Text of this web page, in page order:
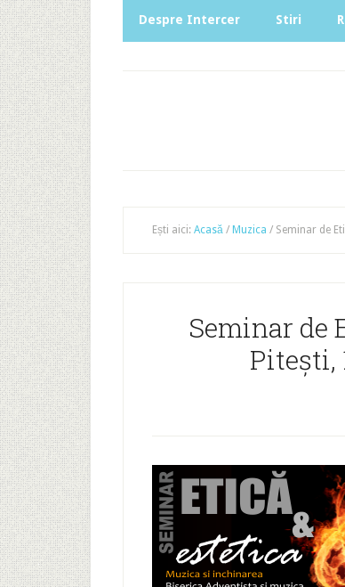
Despre Intercer Stiri
Ești aici: Acasă / Muzica / Seminar de
Seminar de
Pitești,